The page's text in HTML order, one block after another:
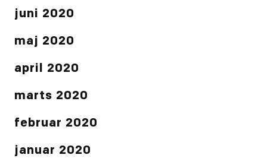
juni 2020
maj 2020
april 2020
marts 2020
februar 2020
januar 2020